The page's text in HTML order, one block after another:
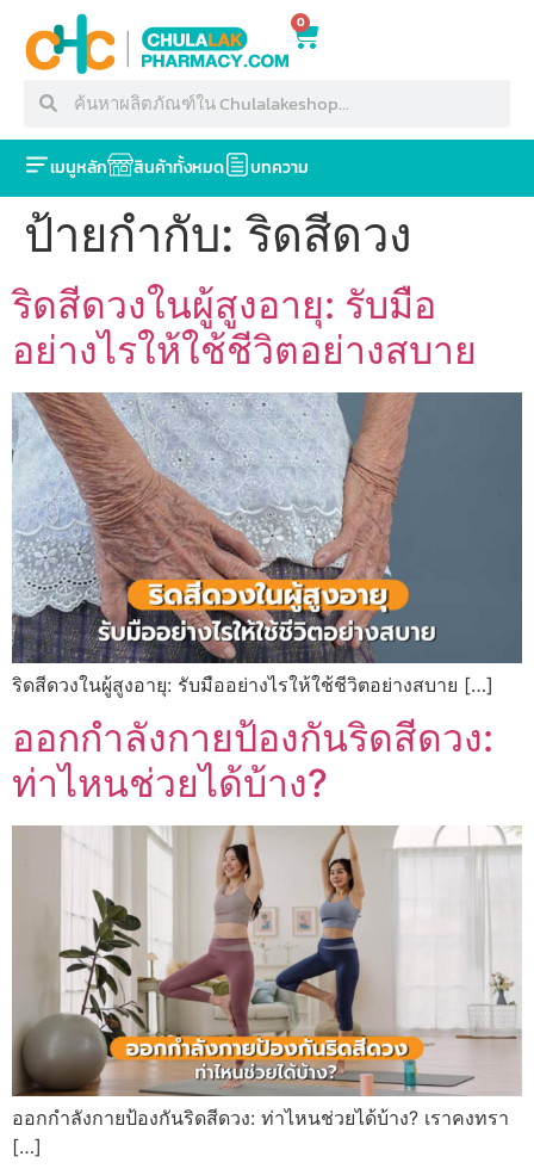
0
เมนูหลัก สินค้าทั้งหมด บทความ
ป้ายกำกับ:ริดสีดวง
ริดสีดวงในผู้สูงอายุ: รับมือ
อย่างไรให้ใช้ชีวิตอย่างสบาย
ริดสีดวงในผู้สูงอายุ: รับมืออย่างไรให้ใช้ชีวิตอย่างสบาย […]
ออกกำลังกายป้องกันริดสีดวง:
ท่าไหนช่วยได้บ้าง?
ออกกำลังกายป้องกันริดสีดวง: ท่าไหนช่วยได้บ้าง? เราคงทรา
[…]